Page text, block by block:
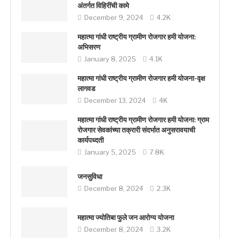
अंतर्गत विहिरींची कामे
December 9, 2024 4.2K
महात्मा गांधी राष्ट्रीय ग्रामीण रोजगार हमी योजना:
अभिसरण
January 8, 2025 4.1K
महात्मा गांधी राष्ट्रीय ग्रामीण रोजगार हमी योजना-वृक्ष
लागवड
December 13, 2024 4K
महात्मा गांधी राष्ट्रीय ग्रामीण रोजगार हमी योजना: ग्राम
रोजगार सेवकांच्या तक्रारी संदर्भात अनुसरावयाची
कार्यपध्दती
January 5, 2025 7.8K
जनसुविधा
December 8, 2024 2.3K
महात्मा ज्योतिबा फुले जन आरोग्य योजना
December 8, 2024 3.2K